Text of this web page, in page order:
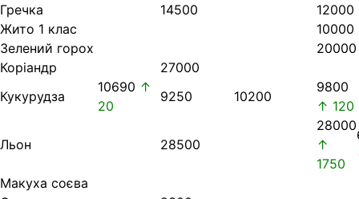
Гречка
14500
12000
Жито 1 клас
10000
Зелений горох
20000
Коріандр
27000
Кукурудза
10690 ↑
20
9250 10200
9800
↑ 120
Льон 28500
28000
↑
1750
Макуха соєва